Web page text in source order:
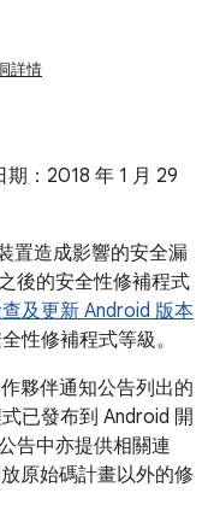
詳情
：2018 年 1 月 29
置造成影響的安全漏
後的安全性修補程式
及更新 Android 版本
性修補程式等級。
夥伴通知公告列出的
已發布到 Android 開
告中亦提供相關連
原始碼計畫以外的修